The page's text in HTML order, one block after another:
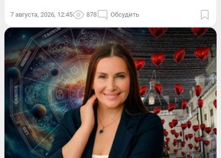
7 августа, 2026, 12:45 878 Обсудить